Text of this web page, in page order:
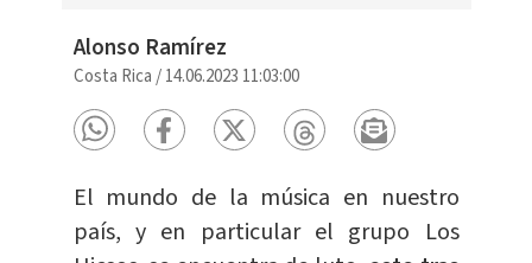
Alonso Ramírez
Costa Rica /14.06.2023 11:03:00
El mundo de la música en nuestro
país, y en particular el grupo Los